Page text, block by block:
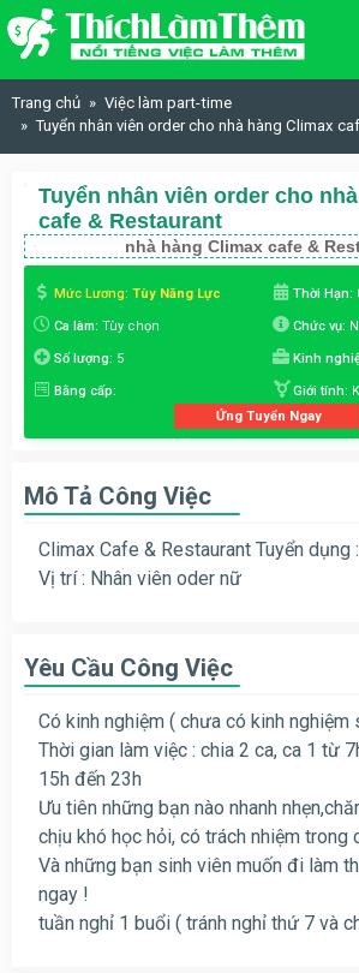
Skip to content
Trang chủ
Việc làm part-time
Tuyển nhân viên order cho nhà hàng Climax
Tuyển nhân viên order cho
cafe & Restaurant
nhà hàng Climax cafe &
Mức Lương: Tùy Năng Lực Thời Hạn:
Ca làm: Tùy chọn Chức vụ:
Số lượng: 5 Kinh
Bằng cấp: Giới tính:
Ứng Tuyển Ngay
Mô Tả Công Việc
Climax Cafe & Restaurant Tuyển dụng :
Vị trí : Nhân viên oder nữ
Yêu Cầu Công Việc
Có kinh nghiệm ( chưa có kinh
Thời gian làm việc : chia 2 ca, ca 1 từ
15h đến 23h
Ưu tiên những bạn nào nhanh
chịu khó học hỏi, có trách nhiệm trong
Và những bạn sinh viên muốn đi làm
ngay !
tuần nghỉ 1 buổi ( tránh nghỉ thứ 7 và